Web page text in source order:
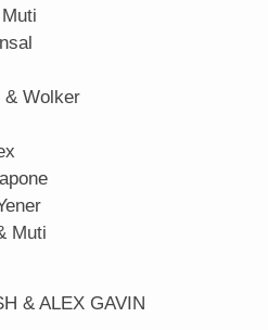
& Wolker
Muti
& ALEX GAVIN